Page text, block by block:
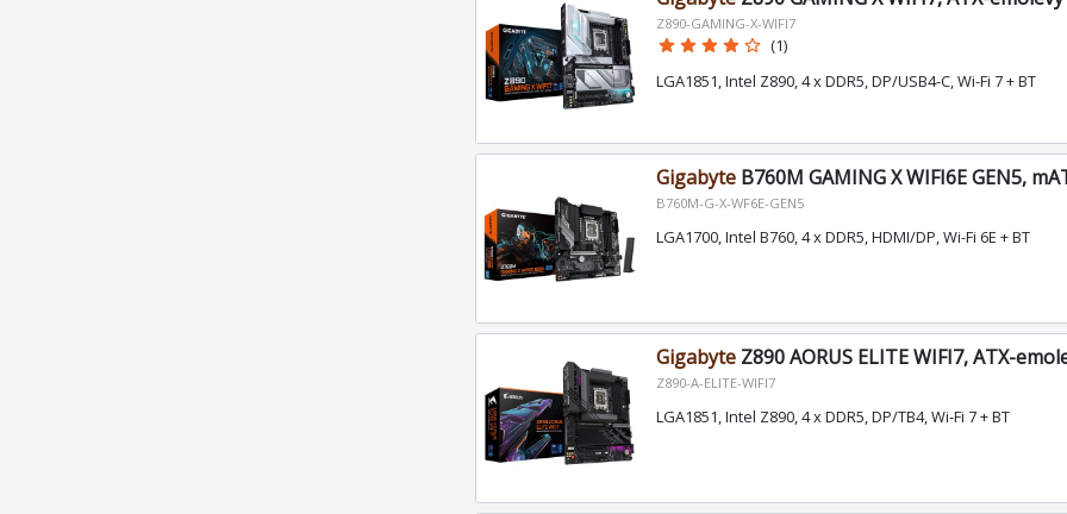
Z890-GAMING-X-WIFI7
star star star star star_border (1)
LGA1851, Intel Z890, 4 x DDR5, DP/USB4-C, Wi-Fi 7 + BT
GigabyteB760M GAMING X WIFI6E GEN5,
B760M-G-X-WF6E-GEN5
LGA1700, Intel B760, 4 x DDR5, HDMI/DP, Wi-Fi 6E + BT
GigabyteZ890 AORUS ELITE WIFI7, ATX-
Z890-A-ELITE-WIFI7
LGA1851, Intel Z890, 4 x DDR5, DP/TB4, Wi-Fi 7 + BT